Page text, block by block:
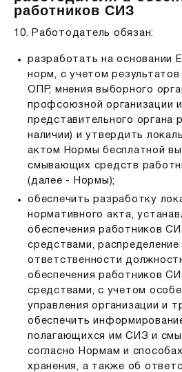
работников СИЗ
10. Работодатель обязан:
разработать на основании
норм, с учетом
ОПР, мнения выборного
профсоюзной организации
представительного органа
наличии) и утвердить
актом Нормы бесплатной
смывающих средств
(далее - Нормы);
обеспечить разработку
нормативного акта,
обеспечения работников
средствами, распределение
ответственности
обеспечения работников
средствами, с учетом
управления организации и
обеспечить
полагающихся им СИЗ и
согласно Нормам и
хранения, а также об